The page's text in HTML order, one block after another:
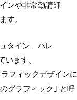
ンや非常勤講師
す。
タイン、ハレ
ます。
フィックデザインに
グラフィック｣ と呼